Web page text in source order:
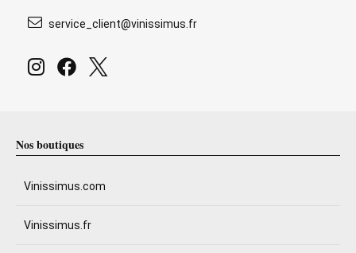
service_client@vinissimus.fr
Nos boutiques
Vinissimus.com
Vinissimus.fr